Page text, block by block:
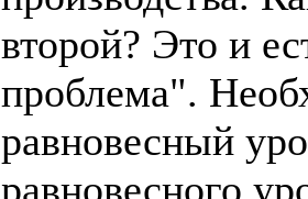
второй? Это и
проблема".
равновесный
равновесного